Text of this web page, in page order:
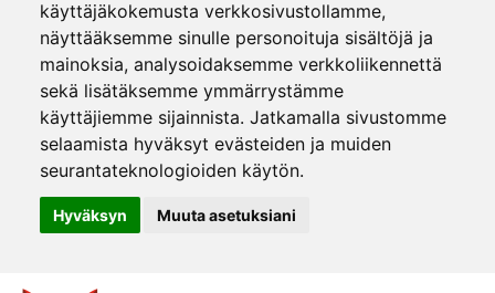
käyttäjäkokemusta verkkosivustollamme,
näyttääksemme sinulle personoituja sisältöjä ja
mainoksia, analysoidaksemme verkkoliikennettä
sekä lisätäksemme ymmärrystämme
käyttäjiemme sijainnista. Jatkamalla sivustomme
selaamista hyväksyt evästeiden ja muiden
seurantateknologioiden käytön.
Hyväksyn Muuta asetuksiani